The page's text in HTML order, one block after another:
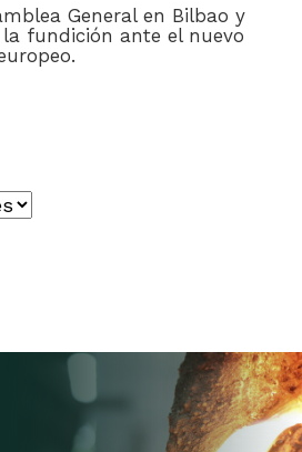
General en Bilbao y
fundición ante el nuevo